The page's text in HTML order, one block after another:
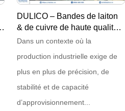
DULICO – Bandes de laiton
& de cuivre de haute qualité –
19/05/2025
Dans un contexte où la
production industrielle exige de
plus en plus de précision, de
stabilité et de capacité
d’approvisionnement...